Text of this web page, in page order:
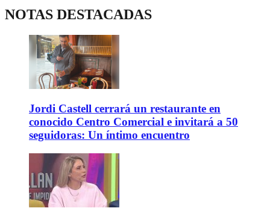
NOTAS DESTACADAS
Jordi Castell cerrará un restaurante en
conocido Centro Comercial e invitará a 50
seguidoras: Un íntimo encuentro